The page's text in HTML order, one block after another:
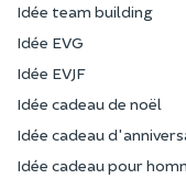
Idée team building
Idée EVG
Idée EVJF
Idée cadeau de noël
Idée cadeau
Idée cadeau pour